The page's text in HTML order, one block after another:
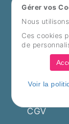
Contact
Politique
CGV
Gérer vos
Nous
Ces cookies
de
Voir la